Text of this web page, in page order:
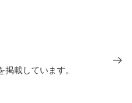
載しています。